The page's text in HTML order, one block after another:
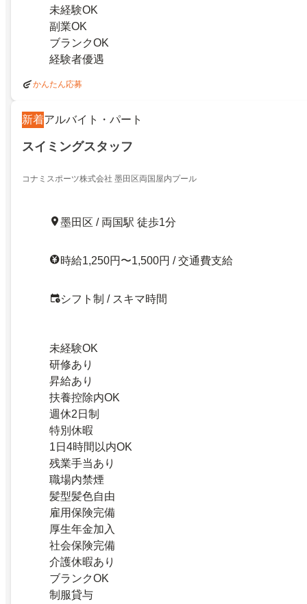
未経験OK
副業OK
ブランクOK
経験者優遇
かんたん応募
新着アルバイト・パート
スイミングスタッフ
コナミスポーツ株式会社 墨田区両国屋内プール
墨田区 / 両国駅 徒歩1分
時給1,250円〜1,500円 / 交通費支給
シフト制 / スキマ時間
未経験OK
研修あり
昇給あり
扶養控除内OK
週休2日制
特別休暇
1日4時間以内OK
残業手当あり
職場内禁煙
髪型髪色自由
雇用保険完備
厚生年金加入
社会保険完備
介護休暇あり
ブランクOK
制服貸与